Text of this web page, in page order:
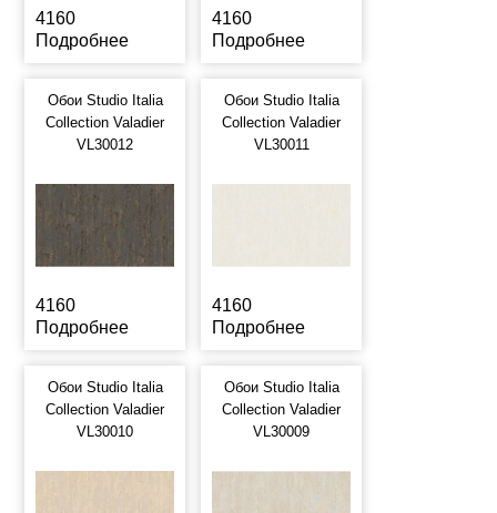
4160
Подробнее
4160
Подробнее
Обои Studio Italia
Collection Valadier
VL30012
4160
Подробнее
Обои Studio Italia
Collection Valadier
VL30011
4160
Подробнее
Обои Studio Italia
Collection Valadier
VL30010
Обои Studio Italia
Collection Valadier
VL30009